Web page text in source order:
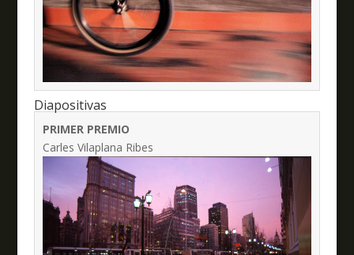
Diapositivas
PRIMER PREMIO
Carles Vilaplana Ribes